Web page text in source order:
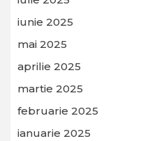
iunie 2025
mai 2025
aprilie 2025
martie 2025
februarie 2025
ianuarie 2025